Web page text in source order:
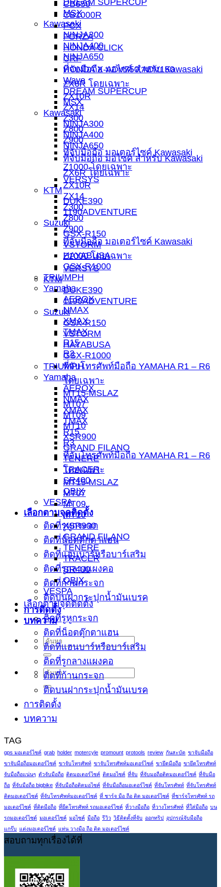
MSX
Kawasaki
NINJA300
NINJA400
NINJA650
ที่จับมือถือ มอไซค์ สำหรับ Kawasaki
ZX6R โดยเฉพาะ
ZX10R
ZX14
Z300
Z800
Z900
ที่จับมือถือ มอเตอร์ไซค์ Kawasaki
Z1000 โดยเฉพาะ
VERSYS
KTM
DUKE390
1190ADVENTURE
Suzuki
GSX-R150
VSTORM
HAYABUSA
GSX-R1000
TRIUMPH
Yamaha
AEROX
NMAX
XMAX
TMAX
R15
R3
ที่จับโทรศัพท์มือถือ YAMAHA R1 – R6
โดยเฉพาะ
MT15-MSLAZ
MT07
MT09
MT10
XSR900
GRAND FILANO
TENERE
TRACER
SR400
QBIX
VESPA
เลือกตามจุดติดตั้ง
ติดที่รูหูกระจก
ติดที่น็อตตุ๊กตาแฮน
ติดที่แฮนบาร์หรือบาร์เสริม
ติดที่รูกลางแผงคอ
ติดที่ก้านกระจก
ติดบนฝากระปุกน้ำมันเบรค
การติดตั้ง
บทความ
CB650
CB1000R
PCX
FORZA
HONDA CLICK
CRF
HONDA X-ADV750,ADV150
Wave
DREAM SUPERCUP
MSX
Kawasaki
NINJA300
NINJA400
NINJA650
ที่จับมือถือ มอไซค์ สำหรับ Kawasaki
ZX6R โดยเฉพาะ
ZX10R
ZX14
Z300
Z800
Z900
ที่จับมือถือ มอเตอร์ไซค์ Kawasaki
Z1000 โดยเฉพาะ
VERSYS
KTM
DUKE390
1190ADVENTURE
Suzuki
GSX-R150
VSTORM
HAYABUSA
GSX-R1000
TRIUMPH
Yamaha
AEROX
NMAX
XMAX
TMAX
R15
R3
ที่จับโทรศัพท์มือถือ YAMAHA R1 – R6
โดยเฉพาะ
MT15-MSLAZ
MT07
MT09
MT10
XSR900
GRAND FILANO
TENERE
TRACER
SR400
QBIX
VESPA
เลือกตามจุดติดตั้ง
ติดที่รูหูกระจก
ติดที่น็อตตุ๊กตาแฮน
ติดที่แฮนบาร์หรือบาร์เสริม
ติดที่รูกลางแผงคอ
ติดที่ก้านกระจก
ติดบนฝากระปุกน้ำมันเบรค
การติดตั้ง
บทความ
TAG
gps มอเตอร์ไซค์ grab holder motercyle promount protools review กันสะบัด ขาจับมือถือ
ขาจับมือถือมอเตอร์ไซค์ ขาจับโทรศัพท์ ขาจับโทรศัพท์มอเตอร์ไซค์ ขายึดมือถือ ขายึดโทรศัพท์
จับมือถือแน่นๆ ตัวจับมือถือ ติดมอเตอร์ไซค์ ติดมอไซค์ ที่จับ ที่จับมอถือติดมอเตอร์ไซค์ ที่จับมือ
ถือ ที่จับมือถือ bigbike ที่จับมือถือติดมอไซค์ ที่จับมือถือมอเตอร์ไซค์ ที่จับโทรศัพท์ ที่จับโทรศัพท์
ติดมอเตอร์ไซค์ ที่จับโทรศัพท์มอเตอร์ไซค์ ที่ ชาร์จ มือ ถือ ติด มอเตอร์ไซค์ ที่ชาร์จโทรศัพท์ รถ
มอเตอร์ไซค์ ที่ติดมือถือ ที่ยึดโทรศัพท์ รถมอเตอร์ไซค์ ที่วางมือถือ ที่วางโทรศัพท์ ที่ใส่มือถือ บน
รถมอเตอร์ไซด์ มอเตอร์ไซค์ มอไซค์ มือถือ รีวิว วิธีติดตั้งที่จับ ออกทริป อุปกรณ์จับมือถือ
แกร๊บ แต่งมอเตอร์ไซค์ แท่น วางมือ ถือ ติด มอเตอร์ไซค์
สอบถามทุกเรื่องได้ที่